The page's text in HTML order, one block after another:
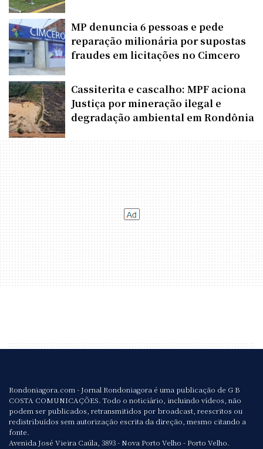
MP denuncia 6 pessoas e pede
reparação milionária por supostas
fraudes em licitações no Cimcero
Cassiterita e cascalho: MPF aciona
Justiça por mineração ilegal e
degradação ambiental em Rondônia
Rondoniagora.com - Jornal Rondoniagora é uma publicação de G B
COSTA COMUNICAÇÕES. Todo o noticiário, incluindo vídeos, não
podem ser publicados, retransmitidos por broadcast, reescritos ou
redistribuídos sem autorização escrita da direção, mesmo citando a
fonte.
Avenida José Vieira Caúla, 3893 - Nova Porto Velho - Porto Velho.